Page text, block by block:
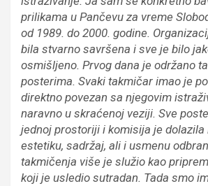
prilikama u Pančevu za vreme
od 1989. do 2000. godine.
bila stvarno savršena i sve je bilo
osmišljeno. Prvog dana je održano
posterima. Svaki takmičar imao je
direktno povezan sa njegovim
naravno u skraćenoj veziji. Sve
jednoj prostoriji i komisija je dolazila
estetiku, sadržaj, ali i usmenu
takmičenja više je služio kao
koji je usledio sutradan. Tada smo